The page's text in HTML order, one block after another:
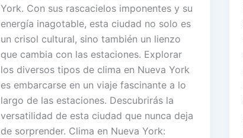
York. Con sus rascacielos imponentes y su
energía inagotable, esta ciudad no solo es
un crisol cultural, sino también un lienzo
que cambia con las estaciones. Explorar
los diversos tipos de clima en Nueva York
es embarcarse en un viaje fascinante a lo
largo de las estaciones. Descubrirás la
versatilidad de esta ciudad que nunca deja
de sorprender. Clima en Nueva York: